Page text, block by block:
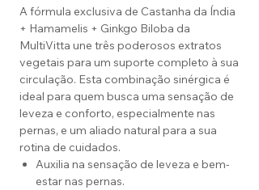
A fórmula exclusiva de Castanha da Índia
+ Hamamelis + Ginkgo Biloba da
MultiVitta une três poderosos extratos
vegetais para um suporte completo à sua
circulação. Esta combinação sinérgica é
ideal para quem busca uma sensação de
leveza e conforto, especialmente nas
pernas, e um aliado natural para a sua
rotina de cuidados.
Auxilia na sensação de leveza e bem-
estar nas pernas.